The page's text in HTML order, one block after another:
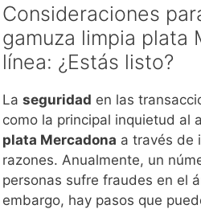
Consideraciones
gamuza limpia plata
línea: ¿Estás listo?
La seguridad en las
como la principal inquietud al
plata Mercadona a través de
razones. Anualmente, un
personas sufre fraudes en el
embargo, hay pasos que